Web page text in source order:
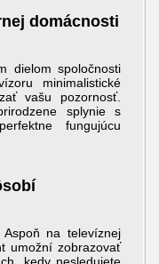
domácnosti
dielom spoločnosti
minimalistické
vašu pozornosť.
splynie s
fungujúcu
na televíznej
umožní zobrazovať
kedy nesledujete